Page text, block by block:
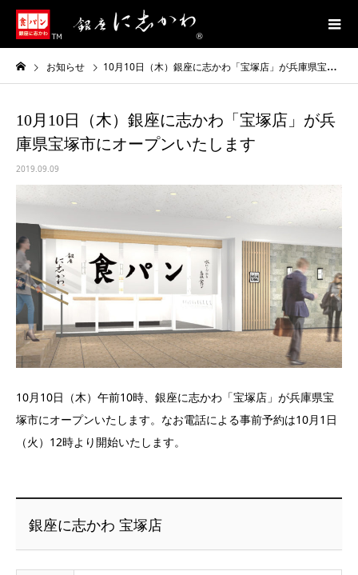
お知らせ 10月10日（木）銀座に志かわ「宝塚店」が兵庫県宝塚市にオープンいたします
10月10日（木）銀座に志かわ「宝塚店」が兵
庫県宝塚市にオープンいたします
2019.09.09
10月10日（木）午前10時、銀座に志かわ「宝塚店」が兵庫県宝
塚市にオープンいたします。なお電話による事前予約は10月1日
（火）12時より開始いたします。
銀座に志かわ 宝塚店